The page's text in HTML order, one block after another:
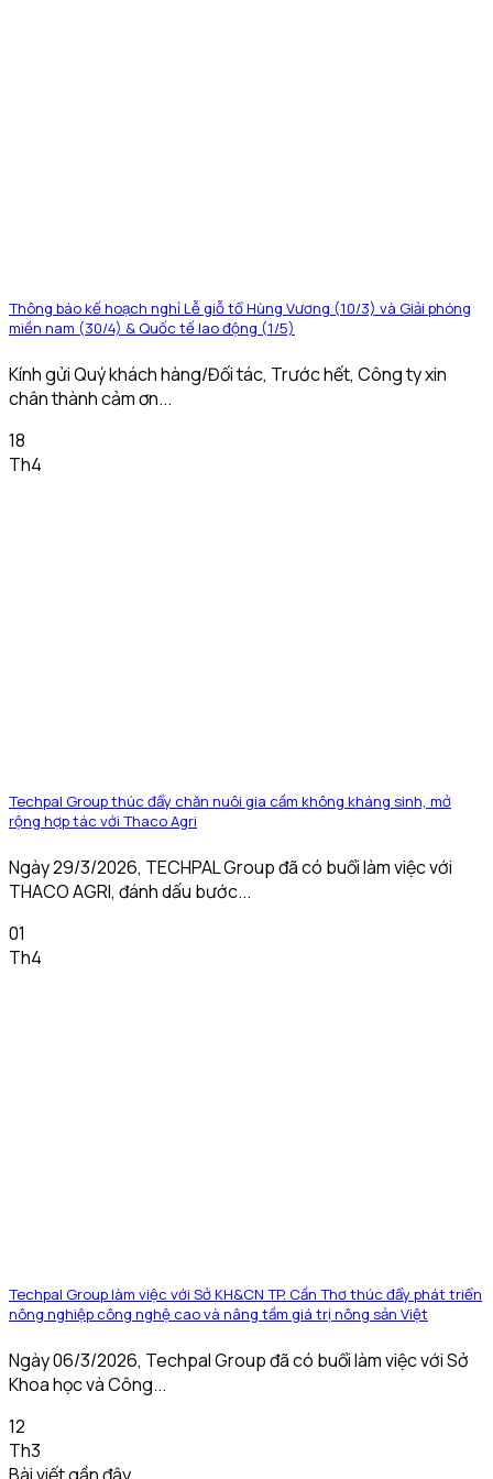
Thông báo kế hoạch nghỉ Lễ giỗ tổ Hùng Vương (10/3) và Giải phóng
miền nam (30/4) & Quốc tế lao động (1/5)
Kính gửi Quý khách hàng/Đối tác, Trước hết, Công ty xin
chân thành cảm ơn...
18
Th4
Techpal Group thúc đẩy chăn nuôi gia cầm không kháng sinh, mở
rộng hợp tác với Thaco Agri
Ngày 29/3/2026, TECHPAL Group đã có buổi làm việc với
THACO AGRI, đánh dấu bước...
01
Th4
Techpal Group làm việc với Sở KH&CN TP. Cần Thơ thúc đẩy phát triển
nông nghiệp công nghệ cao và nâng tầm giá trị nông sản Việt
Ngày 06/3/2026, Techpal Group đã có buổi làm việc với Sở
Khoa học và Công...
12
Th3